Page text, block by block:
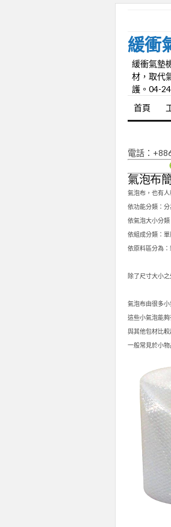
緩衝
緩衝氣墊
材，取代
護。04-
首頁
電話：
氣泡布
氣泡布，也有
依功能分類：
依氣泡大小分
依組成分類：單
依原料區分為
除了尺寸大小
氣泡布由很多
這些小氣泡能
與其他包材比
一般常見於小物